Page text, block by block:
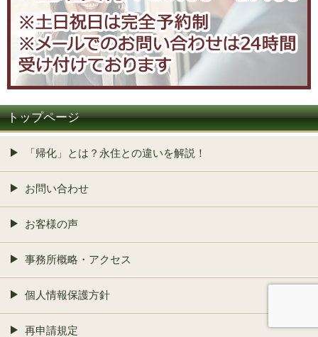
トップページ
「帰化」とは？永住との違いを解説！
お問い合わせ
お客様の声
事務所概略・アクセス
個人情報保護方針
再申請規定